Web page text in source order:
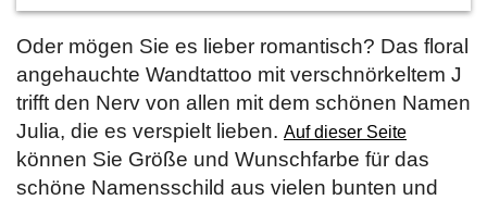
Oder mögen Sie es lieber romantisch? Das floral
angehauchte Wandtattoo mit verschnörkeltem J
trifft den Nerv von allen mit dem schönen Namen
Julia, die es verspielt lieben. Auf dieser Seite
können Sie Größe und Wunschfarbe für das
schöne Namensschild aus vielen bunten und